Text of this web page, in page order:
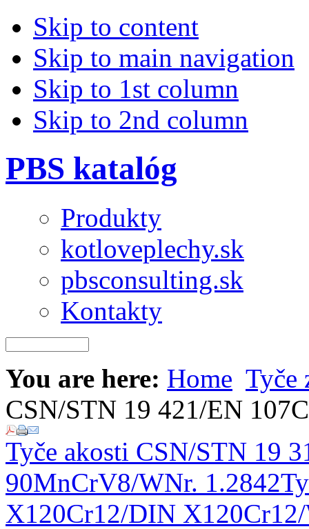
Skip to content
Skip to main navigation
Skip to 1st column
Skip to 2nd column
PBS katalóg
Produkty
kotloveplechy.sk
pbsconsulting.sk
Kontakty
You are here: Home Tyče
CSN/STN 19 421/EN
Tyče akosti CSN/STN 19
90MnCrV8/WNr. 1.2842
X120Cr12/DIN